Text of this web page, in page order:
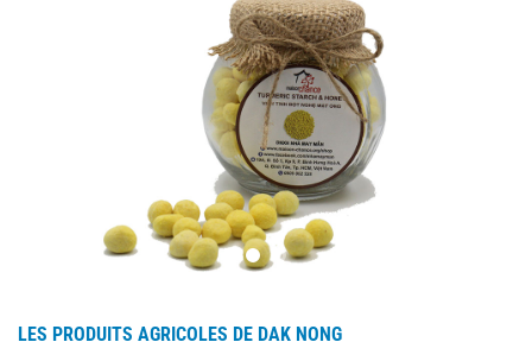
LES PRODUITS AGRICOLES DE DAK NONG